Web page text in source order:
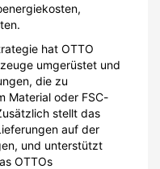
hat OTTO
umgerüstet und
die zu
Material oder FSC-
stellt das
auf der
und unterstützt
OTTOs